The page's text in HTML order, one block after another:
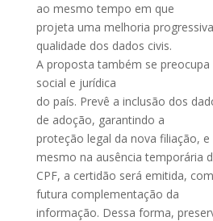
ao mesmo tempo em que
projeta uma melhoria
qualidade dos dados civis.
A proposta também se preocupa
social e jurídica
do país. Prevê a inclusão dos
de adoção, garantindo a
proteção legal da nova filiação, e
mesmo na ausência temporária
CPF, a certidão será emitida,
futura complementação da
informação. Dessa forma,